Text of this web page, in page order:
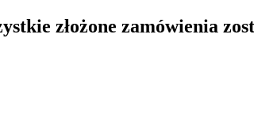
złożone zamówienia